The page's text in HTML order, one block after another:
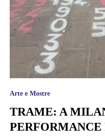
Arte e Mostre
TRAME: A
PERFORMANCE